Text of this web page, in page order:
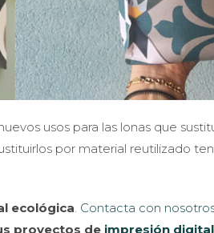
usos para las lonas que
por material reutilizado
ecológica. Contacta con
proyectos de impresión